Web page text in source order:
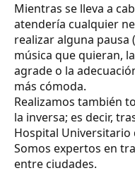
Mientras se lleva a
atendería cualquier
realizar alguna pausa
música que quieran,
agrade o la
más cómoda.
Realizamos también
la inversa; es decir,
Hospital Universitario
Somos expertos en
entre ciudades.